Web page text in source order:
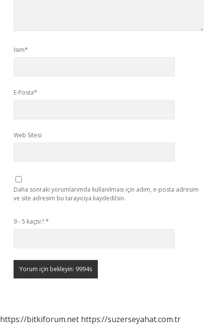
İsim*
E-Posta*
Web Sitesi
Daha sonraki yorumlarımda kullanılması için adım, e-posta adresim
ve site adresim bu tarayıcıya kaydedilsin.
9 - 5 kaçtır?*
https://bitkiforum.net https://suzerseyahat.com.tr